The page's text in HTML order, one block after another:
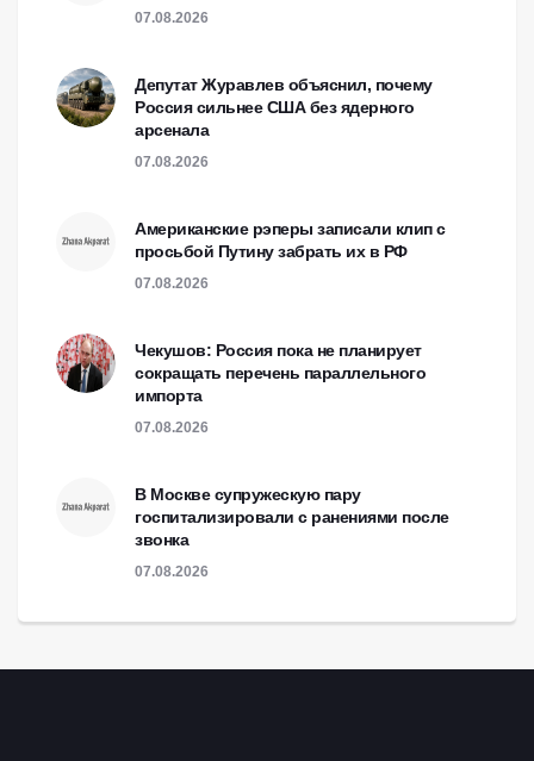
07.08.2026
Депутат Журавлев объяснил, почему
Россия сильнее США без ядерного
арсенала
07.08.2026
Американские рэперы записали клип с
просьбой Путину забрать их в РФ
07.08.2026
Чекушов: Россия пока не планирует
сокращать перечень параллельного
импорта
07.08.2026
В Москве супружескую пару
госпитализировали с ранениями после
звонка
07.08.2026